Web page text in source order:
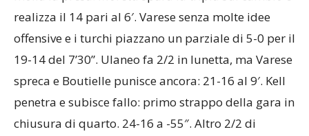
realizza il 14 pari al 6′. Varese senza molte idee
offensive e i turchi piazzano un parziale di 5-0 per il
19-14 del 7’30”. Ulaneo fa 2/2 in lunetta, ma Varese
spreca e Boutielle punisce ancora: 21-16 al 9′. Kell
penetra e subisce fallo: primo strappo della gara in
chiusura di quarto. 24-16 a -55″. Altro 2/2 di